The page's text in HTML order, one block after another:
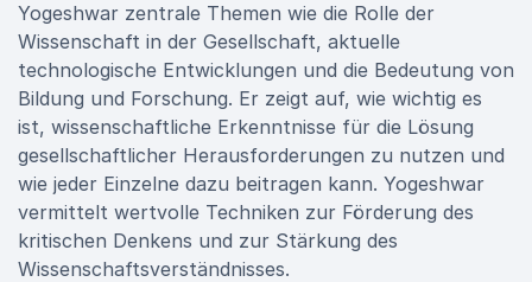
Yogeshwar zentrale Themen wie die Rolle der
Wissenschaft in der Gesellschaft, aktuelle
technologische Entwicklungen und die Bedeutung von
Bildung und Forschung. Er zeigt auf, wie wichtig es
ist, wissenschaftliche Erkenntnisse für die Lösung
gesellschaftlicher Herausforderungen zu nutzen und
wie jeder Einzelne dazu beitragen kann. Yogeshwar
vermittelt wertvolle Techniken zur Förderung des
kritischen Denkens und zur Stärkung des
Wissenschaftsverständnisses.